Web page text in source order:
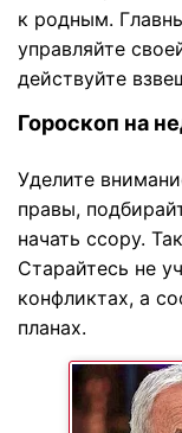
к родным.
управляйте
действуйте
Гороскоп на
Уделите
правы,
начать ссору.
Старайтесь не
конфликтах, а
планах.